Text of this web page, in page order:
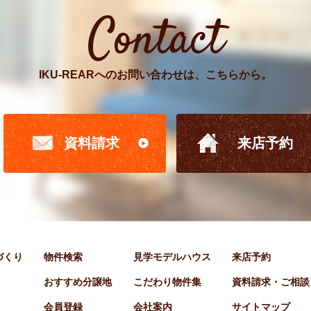
Contact
IKU-REARへのお問い合わせは、こちらから。
資料請求 来店予約
り 物件検索
おすすめ分譲地
会員登録
見学モデルハウス
こだわり物件集
会社案内
来店予約
資料請求・ご相談
サイトマップ